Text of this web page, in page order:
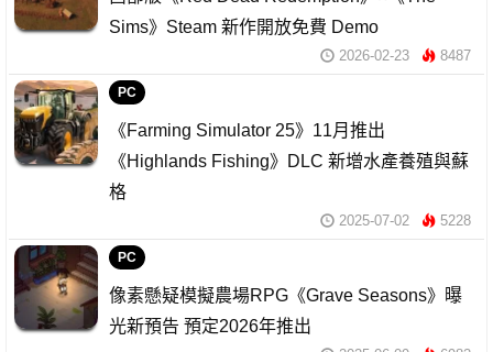
Sims》Steam 新作開放免費 Demo
2026-02-23 8487
PC
《Farming Simulator 25》11月推出
《Highlands Fishing》DLC 新增水產養殖與蘇
格
2025-07-02 5228
PC
像素懸疑模擬農場RPG《Grave Seasons》曝
光新預告 預定2026年推出